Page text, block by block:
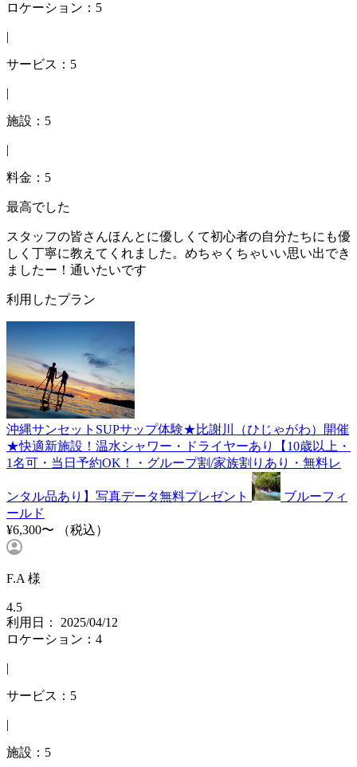
ロケーション：5
|
サービス：5
|
施設：5
|
料金：5
最高でした
スタッフの皆さんほんとに優しくて初心者の自分たちにも優
しく丁寧に教えてくれました。めちゃくちゃいい思い出でき
ましたー！通いたいです
利用したプラン
沖縄サンセットSUPサップ体験★比謝川（ひじゃがわ）開催
★快適新施設！温水シャワー・ドライヤーあり【10歳以上・
1名可・当日予約OK！・グループ割/家族割りあり・無料レ
ンタル品あり】写真データ無料プレゼント
ブルーフィ
ールド
¥6,300〜
（税込）
F.A 様
4.5
利用日： 2025/04/12
ロケーション：4
|
サービス：5
|
施設：5